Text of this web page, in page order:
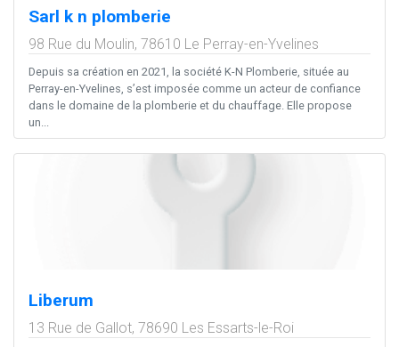
Sarl k n plomberie
98 Rue du Moulin, 78610 Le Perray-en-Yvelines
Depuis sa création en 2021, la société K-N Plomberie, située au
Perray-en-Yvelines, s’est imposée comme un acteur de confiance
dans le domaine de la plomberie et du chauffage. Elle propose
un...
Liberum
13 Rue de Gallot, 78690 Les Essarts-le-Roi